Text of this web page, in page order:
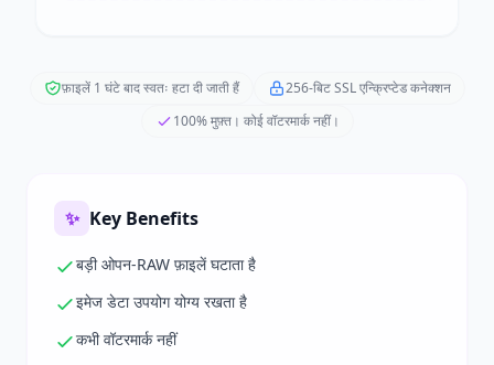
फ़ाइलें 1 घंटे बाद स्वतः हटा दी जाती हैं
256-बिट SSL एन्क्रिप्टेड कनेक्शन
100% मुफ़्त। कोई वॉटरमार्क नहीं।
✨ Key Benefits
बड़ी ओपन-RAW फ़ाइलें घटाता है
इमेज डेटा उपयोग योग्य रखता है
कभी वॉटरमार्क नहीं